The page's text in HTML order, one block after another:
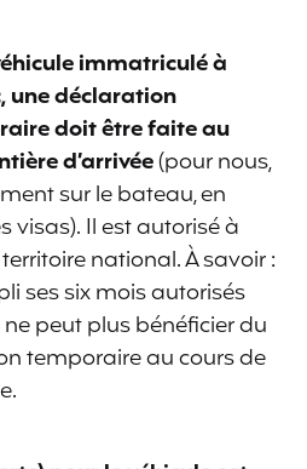
immatriculé à
une déclaration
doit être faite au
d’arrivée(pour nous,
sur le bateau, en
visas). Il est autorisé à
national. À savoir :
ses six mois autorisés
peut plus bénéficier du
temporaire au cours de